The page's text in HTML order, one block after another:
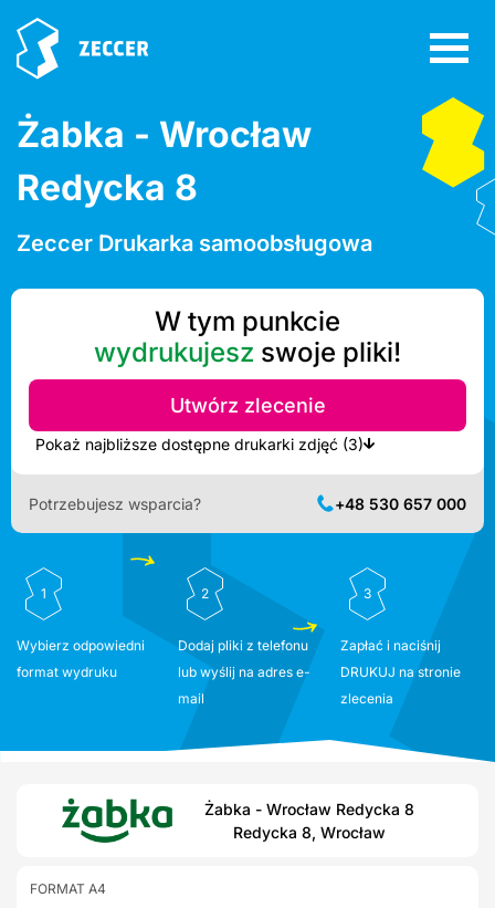
Żabka - Wrocław
Redycka 8
Zeccer Drukarka samoobsługowa
W tym punkcie
wydrukujesz swoje pliki!
Utwórz zlecenie
Pokaż najbliższe dostępne drukarki zdjęć (3)
Potrzebujesz wsparcia? +48 530 657 000
1
Wybierz odpowiedni
format wydruku
2
Dodaj pliki z telefonu
lub wyślij na adres e-
mail
3
Zapłać i naciśnij
DRUKUJ na stronie
zlecenia
Żabka - Wrocław Redycka 8
Redycka 8, Wrocław
FORMAT A4